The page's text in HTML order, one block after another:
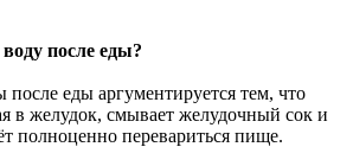
после еды?
после еды аргументируется тем, что
в желудок, смывает желудочный сок и
полноценно перевариться пище.